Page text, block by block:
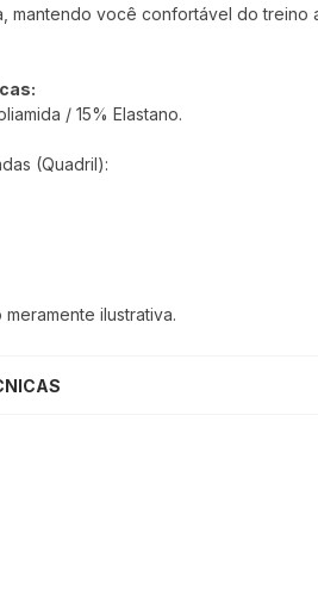
mantendo você confortável do treino
/ 15% Elastano.
(Quadril):
ilustrativa.